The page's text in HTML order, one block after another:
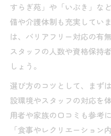
すらぎ苑」や「いぶき」な
備や介護体制も充実してい
は、バリアフリー対応の有
スタッフの人数や資格保持
しょう。
選び方のコツとして、まず
設環境やスタッフの対応を
用者や家族の口コミも参考
「食事やレクリエーション